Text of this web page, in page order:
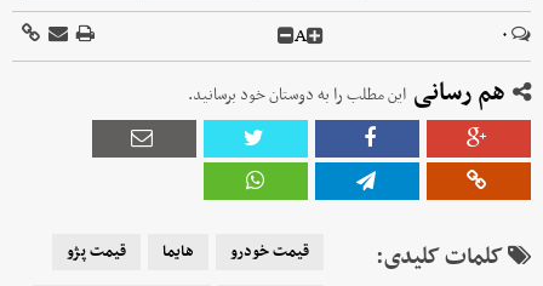
۰ A
هم رسانی این مطلب را به دوستان خود برسانید.
کلمات کلیدی: قیمت خودرو هایما
قیمت پژو